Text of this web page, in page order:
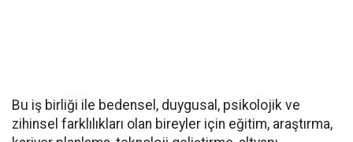
Bu iş birliği ile bedensel, duygusal, psikolojik ve
zihinsel farklılıkları olan bireyler için eğitim, araştırma,